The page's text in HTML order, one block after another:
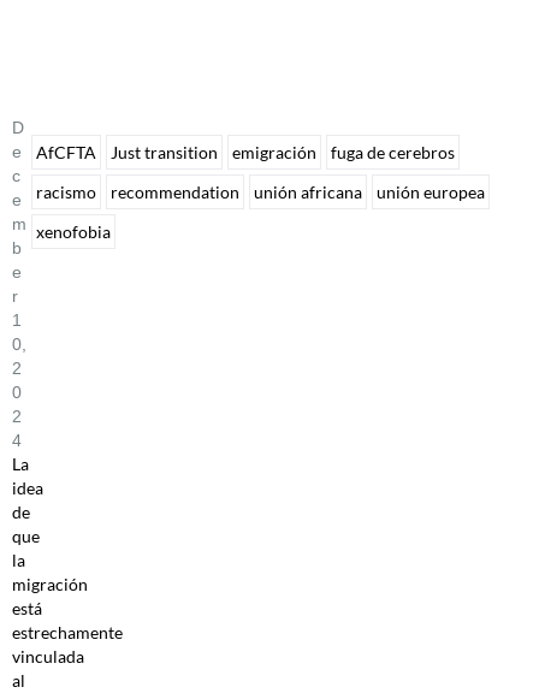
D
E
C
E
M
B
E
R
1
0,
2
0
2
4
La
idea
de
que
la
migración
está
estrechamente
vinculada
al
AfCFTA Just transition emigración
fuga de cerebros
racismo
recommendation unión africana
unión europea
xenofobia